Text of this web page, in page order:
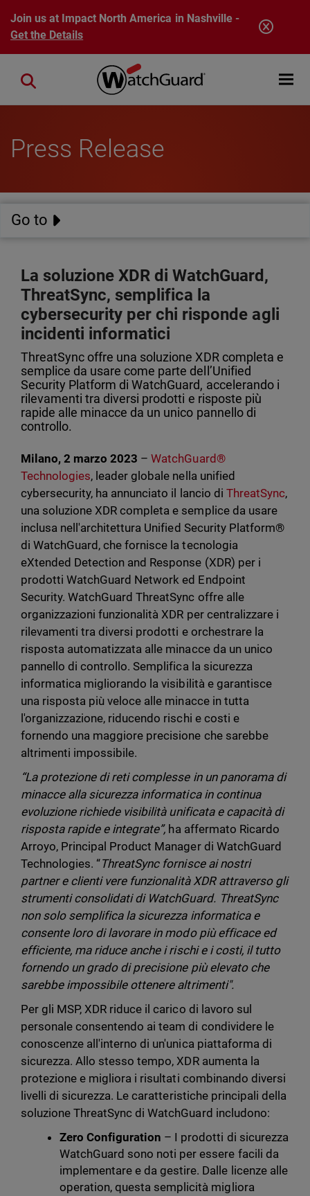
Skip to main content
Join us at Impact North America in Nashville -
Get the Details
Open
Close search
Press Release
Go to
La soluzione XDR di WatchGuard,
ThreatSync, semplifica la
cybersecurity per chi risponde agli
incidenti informatici
ThreatSync offre una soluzione XDR completa e
semplice da usare come parte dell’Unified
Security Platform di WatchGuard, accelerando i
rilevamenti tra diversi prodotti e risposte più
rapide alle minacce da un unico pannello di
controllo.
Milano, 2 marzo 2023 –WatchGuard®
Technologies, leader globale nella unified
cybersecurity, ha annunciato il lancio di ThreatSync,
una soluzione XDR completa e semplice da usare
inclusa nell'architettura Unified Security Platform®
di WatchGuard, che fornisce la tecnologia
eXtended Detection and Response (XDR) per i
prodotti WatchGuard Network ed Endpoint
Security. WatchGuard ThreatSync offre alle
organizzazioni funzionalità XDR per centralizzare i
rilevamenti tra diversi prodotti e orchestrare la
risposta automatizzata alle minacce da un unico
pannello di controllo. Semplifica la sicurezza
informatica migliorando la visibilità e garantisce
una risposta più veloce alle minacce in tutta
l'organizzazione, riducendo rischi e costi e
fornendo una maggiore precisione che sarebbe
altrimenti impossibile.
“La protezione di reti complesse in un panorama di
minacce alla sicurezza informatica in continua
evoluzione richiede visibilità unificata e capacità di
risposta rapide e integrate”, ha affermato Ricardo
Arroyo, Principal Product Manager di WatchGuard
Technologies. “ThreatSync fornisce ai nostri
partner e clienti vere funzionalità XDR attraverso gli
strumenti consolidati di WatchGuard. ThreatSync
non solo semplifica la sicurezza informatica e
consente loro di lavorare in modo più efficace ed
efficiente, ma riduce anche i rischi e i costi, il tutto
fornendo un grado di precisione più elevato che
sarebbe impossibile ottenere altrimenti".
Per gli MSP, XDR riduce il carico di lavoro sul
personale consentendo ai team di condividere le
conoscenze all'interno di un'unica piattaforma di
sicurezza. Allo stesso tempo, XDR aumenta la
protezione e migliora i risultati combinando diversi
livelli di sicurezza. Le caratteristiche principali della
soluzione ThreatSync di WatchGuard includono:
Zero Configuration – I prodotti di sicurezza
WatchGuard sono noti per essere facili da
implementare e da gestire. Dalle licenze alle
operation, questa semplicità migliora